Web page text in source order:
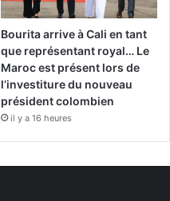
Bourita arrive à Cali en tant
que représentant royal… Le
Maroc est présent lors de
l’investiture du nouveau
président colombien
il y a 16 heures